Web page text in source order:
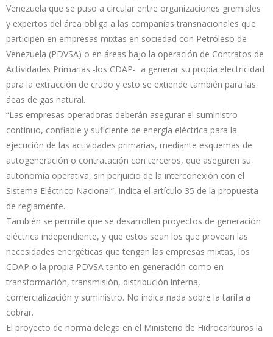
Venezuela que se puso a circular entre organizaciones gremiales
y expertos del área obliga a las compañías transnacionales que
participen en empresas mixtas en sociedad con Petróleso de
Venezuela (PDVSA) o en áreas bajo la operación de Contratos de
Actividades Primarias -los CDAP- a generar su propia electricidad
para la extracción de crudo y esto se extiende también para las
áeas de gas natural.
“Las empresas operadoras deberán asegurar el suministro
continuo, confiable y suficiente de energía eléctrica para la
ejecución de las actividades primarias, mediante esquemas de
autogeneración o contratación con terceros, que aseguren su
autonomía operativa, sin perjuicio de la interconexión con el
Sistema Eléctrico Nacional”, indica el artículo 35 de la propuesta
de reglamente.
También se permite que se desarrollen proyectos de generación
eléctrica independiente, y que estos sean los que provean las
necesidades energéticas que tengan las empresas mixtas, los
CDAP o la propia PDVSA tanto en generación como en
transformación, transmisión, distribución interna,
comercialización y suministro. No indica nada sobre la tarifa a
cobrar.
El proyecto de norma delega en el Ministerio de Hidrocarburos la